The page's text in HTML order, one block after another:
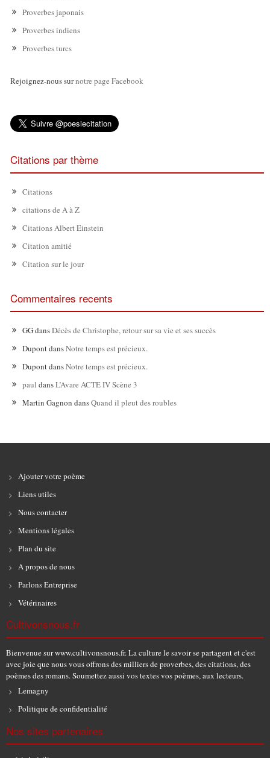
Proverbes japonais
Proverbes indiens
Proverbes turcs
Rejoignez-nous surnotre page Facebook
Citations par thème
Citations
citations de A à Z
Citations Albert Einstein
Citation amitié
Citation sur le jour
Commentaires recents
GGdansDécès de Christophe, retour sur sa vie et ses succès
DupontdansNotre temps est précieux.
DupontdansNotre temps est précieux.
paul dansL’Avare ACTE IV Scène 3
Martin Gagnon dansQuand il pleut des roubles
Ajouter votre poème
Liens utiles
Nous contacter
Mentions légales
Plan du site
A propos de nous
Parlons Entreprise
Vétérinaires
Cultivonsnous.fr
Bienvenue sur www.cultivonsnous.fr. La culture le savoir se partagent et c'est
avec joie que nous vous offrons des milliers de proverbes, des citations, des
poèmes des romans. Soumettez aussi vos textes vos poèmes, aux lecteurs.
Lemagny
Politique de confidentialité
Nos sites partenaires